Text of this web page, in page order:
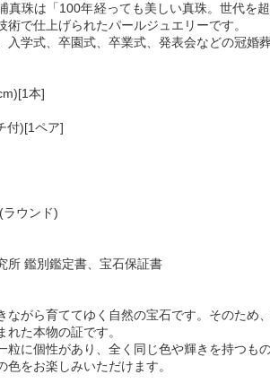
珠は「100年経っても美しい真珠。世代を
で仕上げられたパールジュエリーです。
学式、卒園式、卒業式、発表会などの冠婚
本]
付)[1ペア]
ラウンド)
所 鑑別鑑定書、宝石保証書
ながら育ててゆく自然の宝石です。そのた
た本物の証です。
粒に個性があり、全く同じ色や輝きを持つ
をお楽しみいただけます。